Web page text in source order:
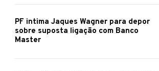
PF intima Jaques Wagner para depor
sobre suposta ligação com Banco
Master